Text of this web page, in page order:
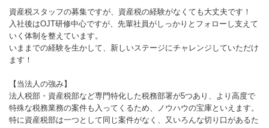
資産税スタッフの募集ですが、資産税の経験がなくても大丈夫です！
入社後はOJT研修中心ですが、先輩社員がしっかりとフォローし支えて
いく体制を整えています。
いままでの経験を生かして、新しいステージにチャレンジしていただけ
ます！
【当法人の強み】
法人税部・資産税部など専門特化した税務部署が5つあり、より高度で
特殊な税務業務の案件も入ってくるため、ノウハウの宝庫といえます。
特に資産税部は一つとして同じ案件がなく、又いろんな切り口があるた